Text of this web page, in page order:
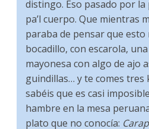
distingo. Eso pasado por
pa’l cuerpo. Que mientras
paraba de pensar que
bocadillo, con escarola,
mayonesa con algo de ajo
guindillas… y te comes tres
sabéis que es casi
hambre en la mesa
plato que no conocía: